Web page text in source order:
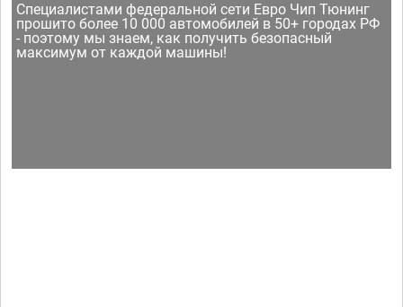
Специалистами федеральной сети Евро Чип Тюнинг
прошито более 10 000 автомобилей в 50+ городах РФ
- поэтому мы знаем, как получить безопасный
максимум от каждой машины!